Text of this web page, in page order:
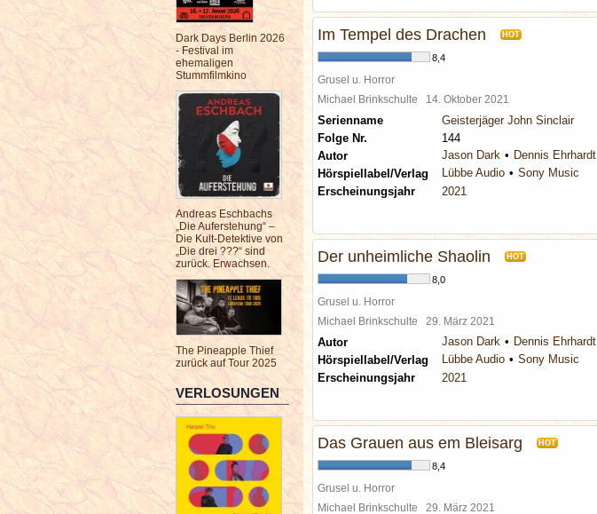
Dark Days Berlin 2026
- Festival im
ehemaligen
Stummfilmkino
Andreas Eschbachs
„Die Auferstehung“ –
Die Kult-Detektive von
„Die drei ???“ sind
zurück. Erwachsen.
The Pineapple Thief
zurück auf Tour 2025
VERLOSUNGEN
Im Tempel des Drachen HOT
8,4
Grusel u. Horror
Michael Brinkschulte 14. Oktober 2021
Serienname
Geisterjäger John Sinclair
Folge Nr.
144
Autor
Jason Dark
Dennis Ehrhardt
Hörspiellabel/Verlag
Lübbe Audio
Sony Music
Erscheinungsjahr
2021
Der unheimliche Shaolin HOT
8,0
Grusel u. Horror
Michael Brinkschulte 29. März 2021
Autor Jason Dark
Dennis Ehrhardt
Hörspiellabel/Verlag
Lübbe Audio
Sony Music
Erscheinungsjahr
2021
Das Grauen aus em Bleisarg HOT
8,4
Grusel u. Horror
Michael Brinkschulte 29. März 2021